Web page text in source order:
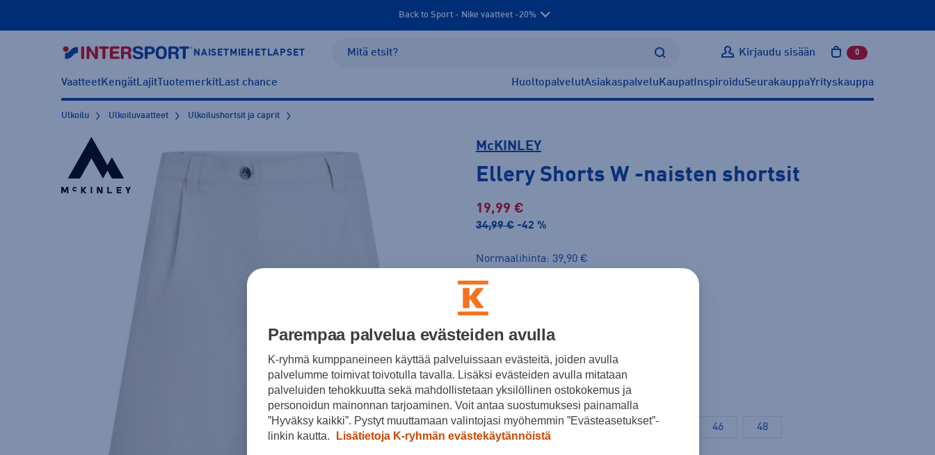
Back to Sport - Nike vaatteet -20%
NAISET MIEHET LAPSET Kirjaudu sisään 0 tuotetta
VaatteetKengätLajitTuotemerkitLast chance HuoltopalvelutAsiakaspalvelu Kaupat InspiroiduSeurakauppaYrityskauppa
Ulkoilu Ulkoiluvaatteet Ulkoilushortsit ja caprit
McKINLEY
Ellery Shorts W -naisten shortsit
19,99 €
34,99 € -42 %
Normaalihinta: 39,90 €
30pv alin hinta: 34,99 €
Väri
Beige
Koko
36 38 40 42 46 48
Parempaa palvelua evästeiden avulla
K-ryhmä kumppaneineen käyttää palveluissaan evästeitä, joiden avulla
palvelumme toimivat toivotulla tavalla. Lisäksi evästeiden avulla mitataan
palveluiden tehokkuutta sekä mahdollistetaan yksilöllinen ostokokemus ja
personoidun mainonnan tarjoaminen. Voit antaa suostumuksesi painamalla
”Hyväksy kaikki”. Pystyt muuttamaan valintojasi myöhemmin ”Evästeasetukset”-
linkin kautta.
Lisätietoja K-ryhmän evästekäytännöistä